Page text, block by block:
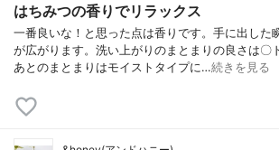
はちみつの香りでリラックス
一番良いな！と思った点は香りです。手に出した
が広がります。洗い上がりのまとまりの良さは〇
あとのまとまりはモイストタイプに…続きを見る